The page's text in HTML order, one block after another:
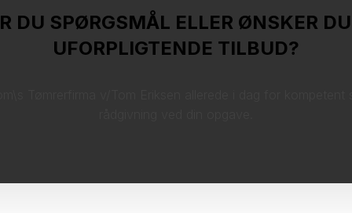
DU SPØRGSMÅL ELLER ØNSKER
UFORPLIGTENDE TILBUD?